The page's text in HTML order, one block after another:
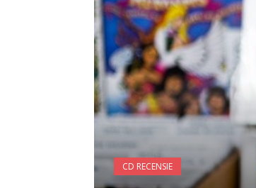
CD RECENSIE